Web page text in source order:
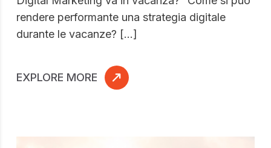
rendere performante una strategia digitale
durante le vacanze? […]
EXPLORE MORE